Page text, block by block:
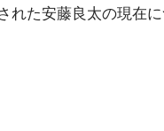
た安藤良太の現在に